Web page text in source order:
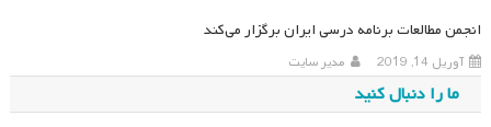
انجمن مطالعات برنامه درسی ایران برگزار می‌کند
آوریل 14, 2019 مدیر سایت
ما را دنبال کنید